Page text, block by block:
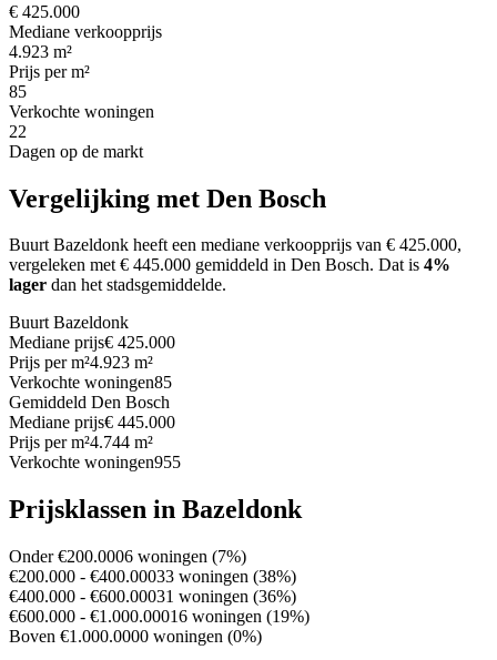
€ 425.000
Mediane verkoopprijs
4.923 m²
Prijs per m²
85
Verkochte woningen
22
Dagen op de markt
Vergelijking met Den Bosch
Buurt Bazeldonk heeft een mediane verkoopprijs van € 425.000,
vergeleken met € 445.000 gemiddeld in Den Bosch. Dat is 4%
lager dan het stadsgemiddelde.
Buurt Bazeldonk
Mediane prijs€ 425.000
Prijs per m²4.923 m²
Verkochte woningen85
Gemiddeld Den Bosch
Mediane prijs€ 445.000
Prijs per m²4.744 m²
Verkochte woningen955
Prijsklassen in Bazeldonk
Onder €200.0006 woningen (7%)
€200.000 - €400.00033 woningen (38%)
€400.000 - €600.00031 woningen (36%)
€600.000 - €1.000.00016 woningen (19%)
Boven €1.000.0000 woningen (0%)